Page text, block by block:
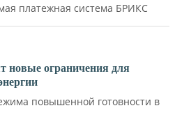
платежная система БРИКС
новые ограничения для
повышенной готовности в